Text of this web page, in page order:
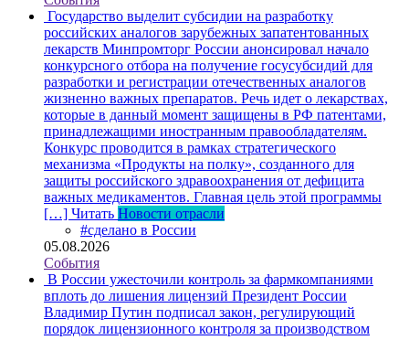
Государство выделит субсидии на разработку
российских аналогов зарубежных запатентованных
лекарств Минпромторг России анонсировал начало
конкурсного отбора на получение госусубсидий для
разработки и регистрации отечественных аналогов
жизненно важных препаратов. Речь идет о лекарствах,
которые в данный момент защищены в РФ патентами,
принадлежащими иностранным правообладателям.
Конкурс проводится в рамках стратегического
механизма «Продукты на полку», созданного для
защиты российского здравоохранения от дефицита
важных медикаментов. Главная цель этой программы
[…] Читать Новости отрасли
#сделано в России
05.08.2026
События
В России ужесточили контроль за фармкомпаниями
вплоть до лишения лицензий Президент России
Владимир Путин подписал закон, регулирующий
порядок лицензионного контроля за производством